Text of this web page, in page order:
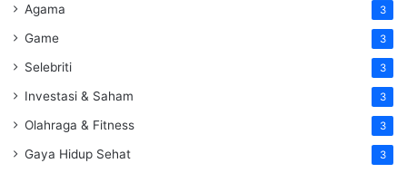
Agama 3
Game 3
Selebriti 3
Investasi & Saham 3
Olahraga & Fitness 3
Gaya Hidup Sehat 3